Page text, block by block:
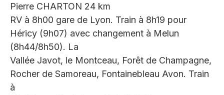
Pierre CHARTON 24 km
RV à 8h00 gare de Lyon. Train à 8h19 pour
Héricy (9h07) avec changement à Melun
(8h44/8h50). La
Vallée Javot, le Montceau, Forêt de Champagne,
Rocher de Samoreau, Fontainebleau Avon. Train
à